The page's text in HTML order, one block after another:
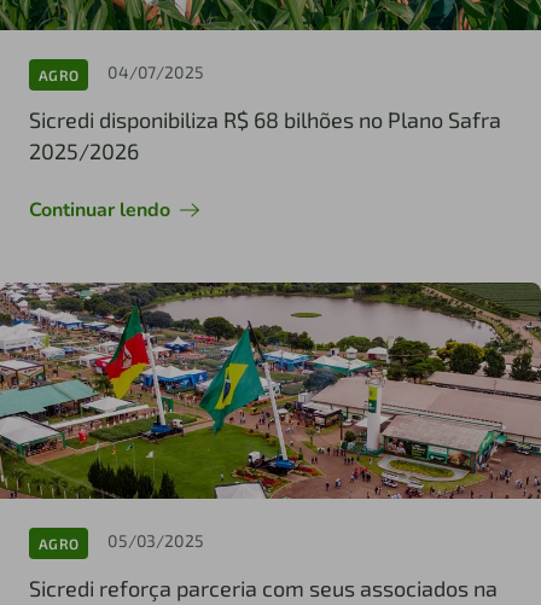
AGRO 04/07/2025
Sicredi disponibiliza R$ 68 bilhões no Plano Safra
2025/2026
Continuar lendo
AGRO 05/03/2025
Sicredi reforça parceria com seus associados na